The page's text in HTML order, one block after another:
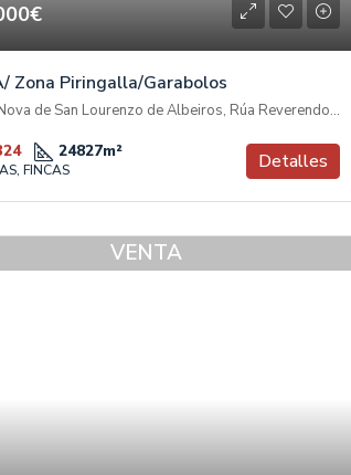
Zona Piringalla/Garabolos
Igrexa Nova de San Lourenzo de Albeiros, Rúa Reverendo Don Luis Soto Camino, Garabolos, A Piringalla, Lugo, Galicia, 27003, España
24827m²
FINCAS Detalles
VENTA